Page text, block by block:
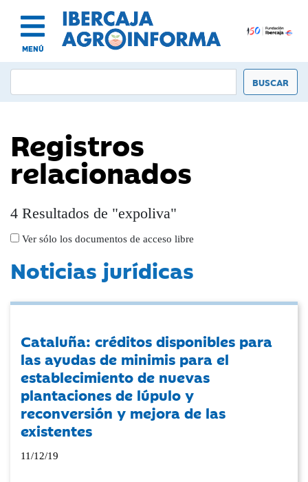
MENÚ
Registros
relacionados
4 Resultados de "expoliva"
Ver sólo los documentos de acceso libre
Noticias jurídicas
Cataluña: créditos disponibles para
las ayudas de minimis para el
establecimiento de nuevas
plantaciones de lúpulo y
reconversión y mejora de las
existentes
11/12/19